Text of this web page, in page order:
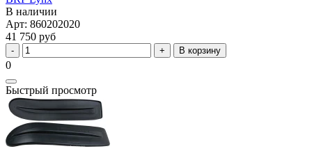
В наличии
Арт: 860202020
41 750 руб
В корзину
0
Быстрый просмотр